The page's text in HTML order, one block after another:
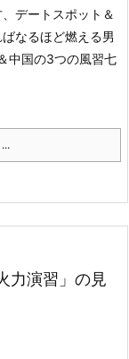
デートスポット＆
なるほど燃える男
中国の3つの風習七
力演習」の見